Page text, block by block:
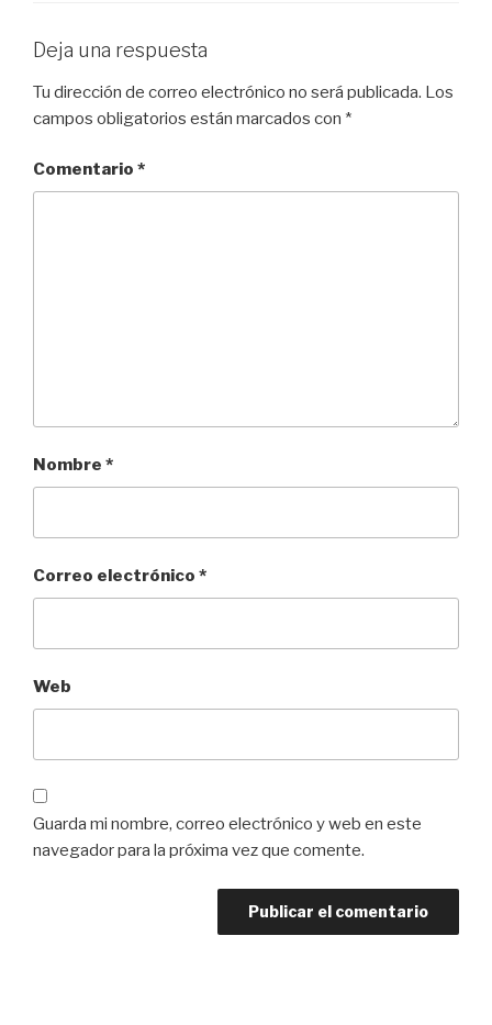
Deja una respuesta
Tu dirección de correo electrónico no será publicada. Los
campos obligatorios están marcados con *
Comentario *
Nombre *
Correo electrónico *
Web
Guarda mi nombre, correo electrónico y web en este
navegador para la próxima vez que comente.